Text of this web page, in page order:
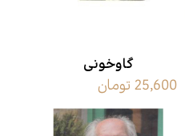
گاوخونی
25,600 تومان